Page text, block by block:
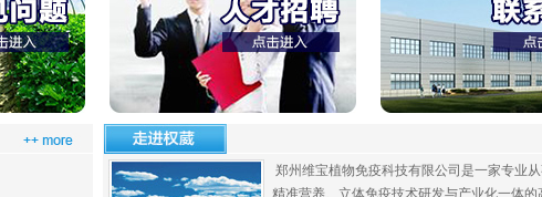
郑州维宝植物免疫科技有限公司是一家专业
精准营养、立体免疫技术研发与产业化一体的